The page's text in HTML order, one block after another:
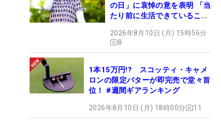
の日」に哀悼の意を表明 「当
たり前に生活できていること
2026年8月10日 (月) 15時56分
8
1本15万円!? スコッティ・キャメ
ロンの限定パターが即完売で堂々首
位！ #週間ギアランキング
2026年8月10日 (月) 18時00分 11